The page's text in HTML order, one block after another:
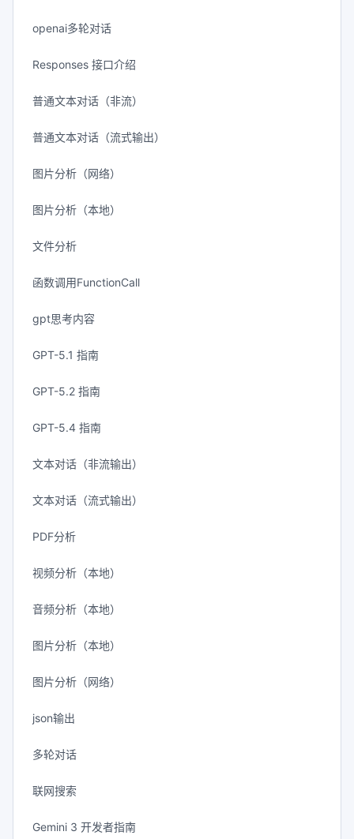
openai多轮对话
Responses 接口介绍
普通文本对话（非流）
普通文本对话（流式输出）
图片分析（网络）
图片分析（本地）
文件分析
函数调用FunctionCall
gpt思考内容
GPT-5.1 指南
GPT-5.2 指南
GPT-5.4 指南
文本对话（非流输出）
文本对话（流式输出）
PDF分析
视频分析（本地）
音频分析（本地）
图片分析（本地）
图片分析（网络）
json输出
多轮对话
联网搜索
Gemini 3 开发者指南